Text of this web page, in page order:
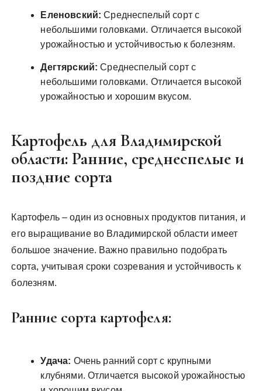
Еленовский: Среднеспелый сорт с
небольшими головками. Отличается высокой
урожайностью и устойчивостью к болезням.
Дегтярский: Среднеспелый сорт с
небольшими головками. Отличается высокой
урожайностью и хорошим вкусом.
Картофель для Владимирской
области: Ранние, среднеспелые и
поздние сорта
Картофель – один из основных продуктов питания, и
его выращивание во Владимирской области имеет
большое значение. Важно правильно подобрать
сорта, учитывая сроки созревания и устойчивость к
болезням.
Ранние сорта картофеля:
Удача: Очень ранний сорт с крупными
клубнями. Отличается высокой урожайностью